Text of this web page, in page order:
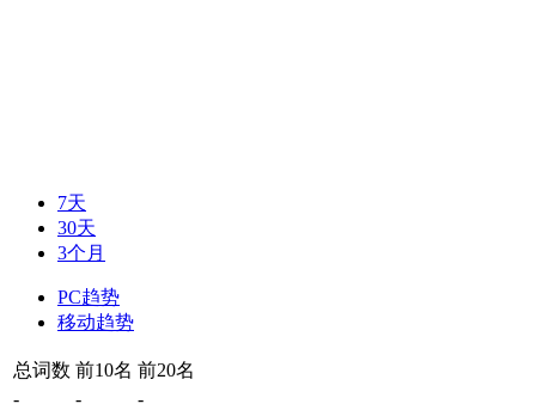
7天
30天
3个月
PC趋势
移动趋势
总词数 前10名 前20名
-
-
-